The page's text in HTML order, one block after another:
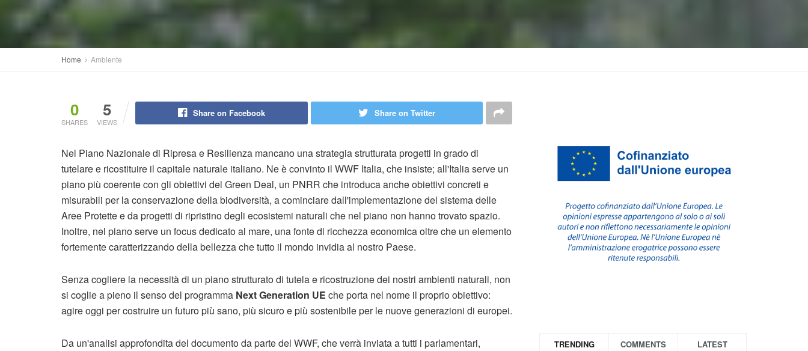
Home Ambiente
0
SHARES
5
VIEWS
Share on Facebook Share on Twitter
Nel Piano Nazionale di Ripresa e Resilienza mancano una strategia strutturata progetti in grado di
tutelare e ricostituire il capitale naturale italiano. Ne è convinto il WWF Italia, che insiste; all'Italia serve un
piano più coerente con gli obiettivi del Green Deal, un PNRR che introduca anche obiettivi concreti e
misurabili per la conservazione della biodiversità, a cominciare dall'implementazione del sistema delle
Aree Protette e da progetti di ripristino degli ecosistemi naturali che nel piano non hanno trovato spazio.
Inoltre, nel piano serve un focus dedicato al mare, una fonte di ricchezza economica oltre che un elemento
fortemente caratterizzando della bellezza che tutto il mondo invidia al nostro Paese.
Senza cogliere la necessità di un piano strutturato di tutela e ricostruzione dei nostri ambienti naturali, non
si coglie a pieno il senso del programma Next Generation UE che porta nel nome il proprio obiettivo:
agire oggi per costruire un futuro più sano, più sicuro e più sostenibile per le nuove generazioni di europei.
Da un'analisi approfondita del documento da parte del WWF, che verrà inviata a tutti i parlamentari,
TRENDING COMMENTS LATEST